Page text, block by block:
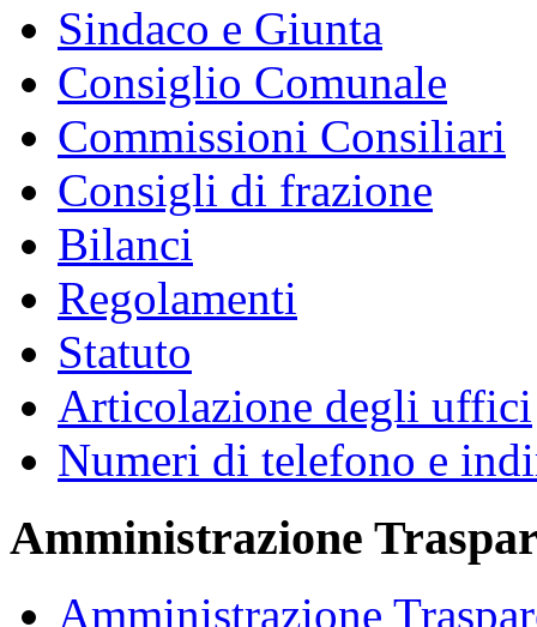
Sindaco e Giunta
Consiglio Comunale
Commissioni Consiliari
Consigli di frazione
Bilanci
Regolamenti
Statuto
Articolazione degli uffici
Numeri di telefono e
Amministrazione
Amministrazione